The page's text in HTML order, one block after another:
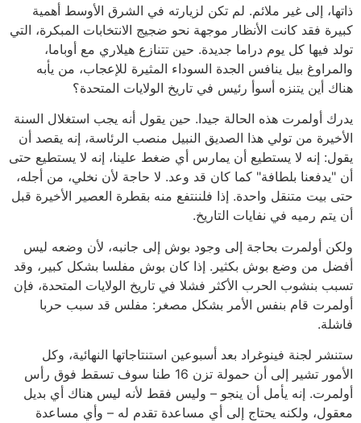
ذاتها، إلى غير ملائم. لم تكن لزيارته في الشرق الأوسط أهمية
كبيرة فقد كانت الأنظار موجهة نحو ضجيج الانتخابات المبكرة، التي
تولد فيها كل يوم دراما جديدة. حين تتنازع هيلاري مع أوباما،
والمراوغ بيل ينافس الجدة السوداء المثيرة للإعجاب، من يأبه
هناك أين يتنزه أسوأ رئيس في تاريخ الولايات المتحدة؟
يدرك أولمرت هذه الحالة جيدا. حين يقول أنه يجب استغلال السنة
الأخيرة من تولي هذا الصديق النبيل منصب الرئاسة، إنه يقصد أن
يقول: إنه لا يستطيع أن يمارس أي ضغط علينا، إنه لا يستطيع حتى
أن "يدفعنا بلطافة" كما كان قد وعد. لا حاجة لأن نخلي، من أجله،
حتى بيت متنقل واحدة. إذا فلننتفع منه بقطرة العصير الأخيرة قبل
أن يتم رميه في نفايات التاريخ.
ولكن أولمرت بحاجة إلى وجود بوش إلى جانبه، لأن وضعه ليس
أفضل من وضع بوش بكثير. إذا كان بوش مفلسا بشكل كبير، وقد
تسبب بنشوب الحرب الأكثر فشلا في تاريخ الولايات المتحدة، فإن
أولمرت قام بنفس الأمر بشكل مصغر: مفلس قد سبب حربا
فاشلة.
ستنشر لجنة فينوغراد بعد أسبوعين استنتاجاتها النهائية، وكل
الأمور تشير إلى أن حمولة تزن 16 طنا سوف تسقط فوق رأس
أولمرت. إنه يأمل أن ينجو – وليس فقط لأنه ليس هناك أي بديل
معقول، ولكنه يحتاج إلى أي مساعدة تقدم له – وأي مساعدة